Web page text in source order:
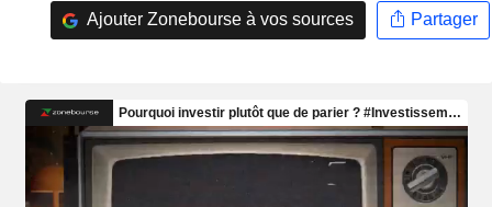
Ajouter Zonebourse à vos sources Partager